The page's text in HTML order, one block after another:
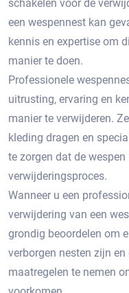
schakelen voor de
een wespennest kan
kennis en expertise om
manier te doen.​
Professionele
uitrusting‚ ervaring en
manier te verwijderen.​
kleding dragen en
te zorgen dat de
verwijderingsproces.
Wanneer u een
verwijdering van een
grondig beoordelen om
verborgen nesten zijn
maatregelen te nemen